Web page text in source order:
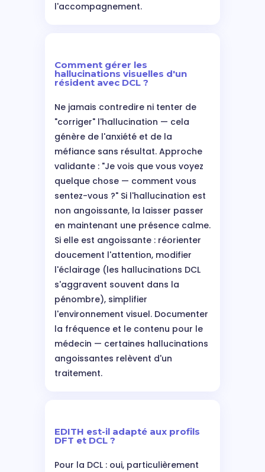
l'accompagnement.
Comment gérer les
hallucinations visuelles d'un
résident avec DCL ?
Ne jamais contredire ni tenter de
"corriger" l'hallucination — cela
génère de l'anxiété et de la
méfiance sans résultat. Approche
validante : "Je vois que vous voyez
quelque chose — comment vous
sentez-vous ?" Si l'hallucination est
non angoissante, la laisser passer
en maintenant une présence calme.
Si elle est angoissante : réorienter
doucement l'attention, modifier
l'éclairage (les hallucinations DCL
s'aggravent souvent dans la
pénombre), simplifier
l'environnement visuel. Documenter
la fréquence et le contenu pour le
médecin — certaines hallucinations
angoissantes relèvent d'un
traitement.
EDITH est-il adapté aux profils
DFT et DCL ?
Pour la DCL : oui, particulièrement